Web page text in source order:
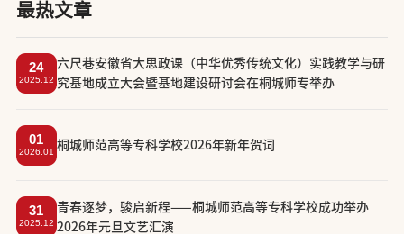
最热文章
24
2025.12
六尺巷安徽省大思政课（中华优秀传统文化）实践教学与研
究基地成立大会暨基地建设研讨会在桐城师专举办
01
2026.01 ​桐城师范高等专科学校2026年新年贺词
31
2025.12
​青春逐梦，骏启新程——桐城师范高等专科学校成功举办
2026年元旦文艺汇演